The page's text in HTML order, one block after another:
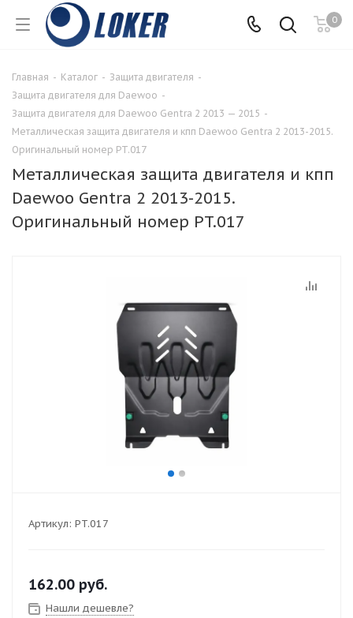
0
Главная - Каталог - Защита двигателя -
Защита двигателя для Daewoo -
Защита двигателя для Daewoo Gentra 2 2013 — 2015 -
Металлическая защита двигателя и кпп Daewoo Gentra 2 2013-2015.
Оригинальный номер PT.017
Металлическая защита двигателя и кпп
Daewoo Gentra 2 2013-2015.
Оригинальный номер PT.017
Артикул: PT.017
162.00 руб.
Нашли дешевле?